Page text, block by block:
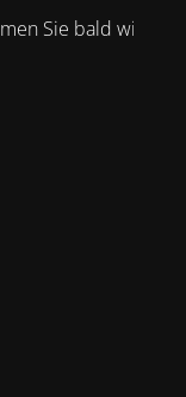
Sie bald wieder.